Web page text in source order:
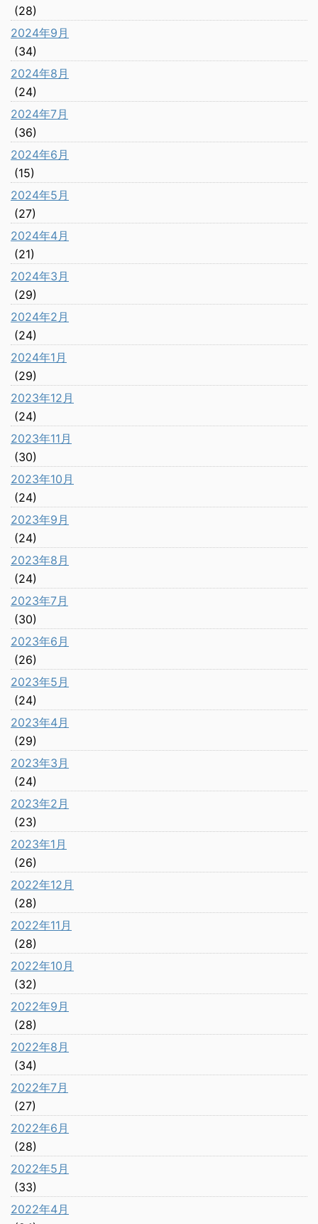
(28)
2024年9月
(34)
2024年8月
(24)
2024年7月
(36)
2024年6月
(15)
2024年5月
(27)
2024年4月
(21)
2024年3月
(29)
2024年2月
(24)
2024年1月
(29)
2023年12月
(24)
2023年11月
(30)
2023年10月
(24)
2023年9月
(24)
2023年8月
(24)
2023年7月
(30)
2023年6月
(26)
2023年5月
(24)
2023年4月
(29)
2023年3月
(24)
2023年2月
(23)
2023年1月
(26)
2022年12月
(28)
2022年11月
(28)
2022年10月
(32)
2022年9月
(28)
2022年8月
(34)
2022年7月
(27)
2022年6月
(28)
2022年5月
(33)
2022年4月